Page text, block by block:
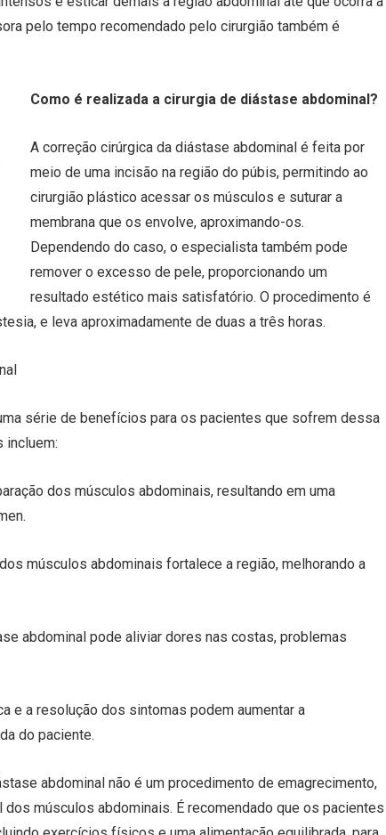
pelo tempo recomendado pelo cirurgião também é
Como é realizada a cirurgia de diástase abdominal?
A correção cirúrgica da diástase abdominal é feita por
meio de uma incisão na região do púbis, permitindo ao
cirurgião plástico acessar os músculos e suturar a
membrana que os envolve, aproximando-os.
Dependendo do caso, o especialista também pode
remover o excesso de pele, proporcionando um
resultado estético mais satisfatório. O procedimento é
e leva aproximadamente de duas a três horas.
série de benefícios para os pacientes que sofrem dessa
incluem:
dos músculos abdominais, resultando em uma
músculos abdominais fortalece a região, melhorando a
abdominal pode aliviar dores nas costas, problemas
e a resolução dos sintomas podem aumentar a
do paciente.
abdominal não é um procedimento de emagrecimento,
músculos abdominais. É recomendado que os pacientes